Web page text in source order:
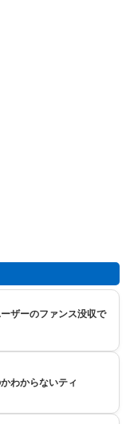
ザーのファンス没収で
わからないティ